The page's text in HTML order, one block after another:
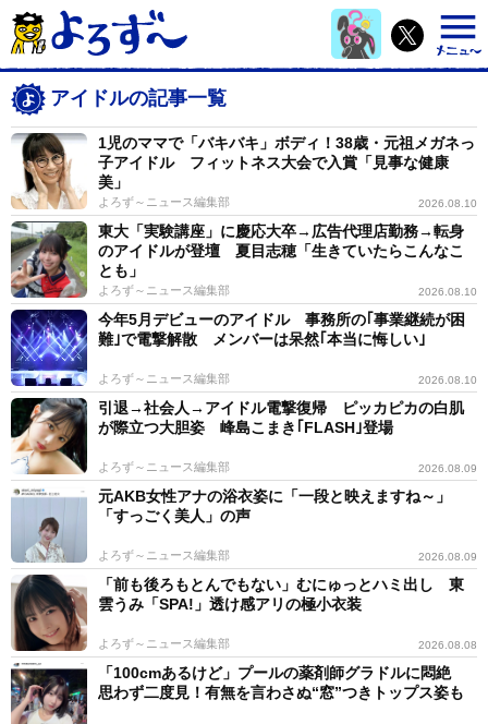
アイドルの記事一覧
1児のママで「バキバキ」ボディ！38歳・元祖メガネっ
子アイドル フィットネス大会で入賞「見事な健康
美」
よろず～ニュース編集部 2026.08.10
東大「実験講座」に慶応大卒→広告代理店勤務→転身
のアイドルが登壇 夏目志穂「生きていたらこんなこ
とも」
よろず～ニュース編集部 2026.08.10
今年5月デビューのアイドル 事務所の｢事業継続が困
難｣で電撃解散 メンバーは呆然｢本当に悔しい｣
よろず～ニュース編集部 2026.08.10
引退→社会人→アイドル電撃復帰 ピッカピカの白肌
が際立つ大胆姿 峰島こまき｢FLASH｣登場
よろず～ニュース編集部 2026.08.09
元AKB女性アナの浴衣姿に「一段と映えますね～」
「すっごく美人」の声
よろず～ニュース編集部 2026.08.09
「前も後ろもとんでもない」むにゅっとハミ出し 東
雲うみ「SPA!」透け感アリの極小衣装
よろず～ニュース編集部 2026.08.08
「100cmあるけど」プールの薬剤師グラドルに悶絶
思わず二度見！有無を言わさぬ“窓”つきトップス姿も